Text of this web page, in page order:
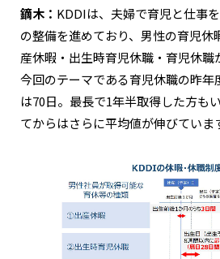
鏑木： KDDIは、夫婦で育児と仕事
の整備を進めており、男性の育児休
産休暇・出生時育児休職・育児休職
今回のテーマである育児休職の昨年
は70日。最長で1年半取得した方も
てからはさらに平均値が伸びていま